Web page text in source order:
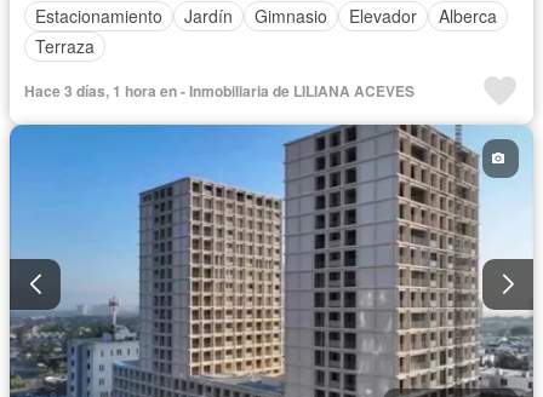
Estacionamiento
Jardín Gimnasio Elevador
Alberca
Terraza
Hace 3 días, 1 hora en - Inmobiliaria de LILIANA ACEVES